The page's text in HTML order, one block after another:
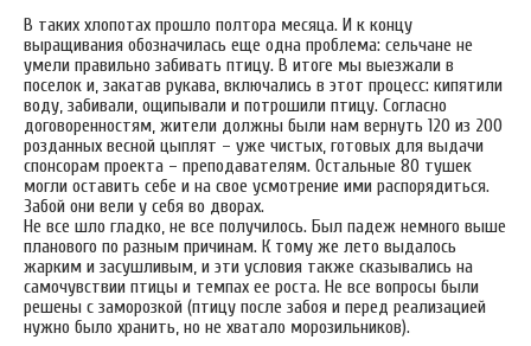
В таких хлопотах прошло полтора месяца. И к концу
выращивания обозначилась еще одна проблема: сельчане не
умели правильно забивать птицу. В итоге мы выезжали в
поселок и, закатав рукава, включались в этот процесс: кипятили
воду, забивали, ощипывали и потрошили птицу. Согласно
договоренностям, жители должны были нам вернуть 120 из 200
розданных весной цыплят – уже чистых, готовых для выдачи
спонсорам проекта – преподавателям. Остальные 80 тушек
могли оставить себе и на свое усмотрение ими распорядиться.
Забой они вели у себя во дворах.
Не все шло гладко, не все получилось. Был падеж немного выше
планового по разным причинам. К тому же лето выдалось
жарким и засушливым, и эти условия также сказывались на
самочувствии птицы и темпах ее роста. Не все вопросы были
решены с заморозкой (птицу после забоя и перед реализацией
нужно было хранить, но не хватало морозильников).